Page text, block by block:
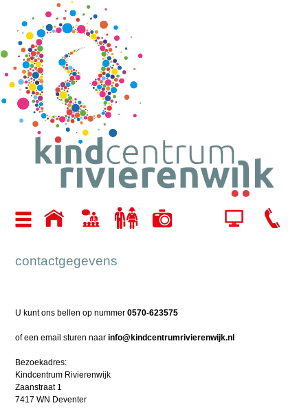
contactgegevens
U kunt ons bellen op nummer0570-623575
of een email sturen naar info@kindcentrumrivierenwijk.nl
Bezoekadres:
Kindcentrum Rivierenwijk
Zaanstraat 1
7417 WN Deventer